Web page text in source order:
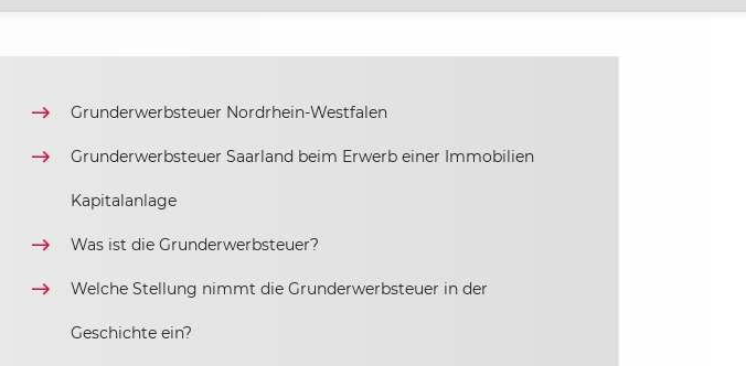
Grunderwerbsteuer Nordrhein-Westfalen
Grunderwerbsteuer Saarland beim Erwerb einer Immobilien
Kapitalanlage
Was ist die Grunderwerbsteuer?
Welche Stellung nimmt die Grunderwerbsteuer in der
Geschichte ein?